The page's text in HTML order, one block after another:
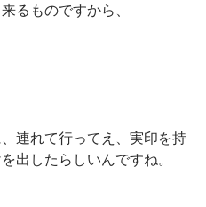
るものですから、
連れて行ってえ、実印を持
出したらしいんですね。